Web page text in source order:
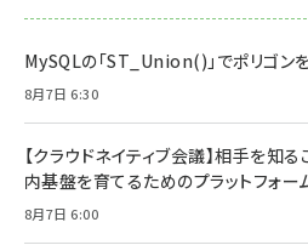
MySQLの「ST_Union()」でポリゴン
8月7日 6:30
【クラウドネイティブ会議】相手を知
内基盤を育てるためのプラットフォー
8月7日 6:00